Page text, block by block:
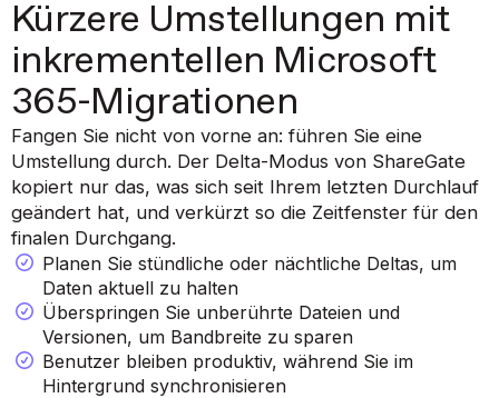
Kürzere Umstellungen mit
inkrementellen Microsoft
365-Migrationen
Fangen Sie nicht von vorne an: führen Sie eine
Umstellung durch. Der Delta-Modus von ShareGate
kopiert nur das, was sich seit Ihrem letzten Durchlauf
geändert hat, und verkürzt so die Zeitfenster für den
finalen Durchgang.
Planen Sie stündliche oder nächtliche Deltas, um
Daten aktuell zu halten
Überspringen Sie unberührte Dateien und
Versionen, um Bandbreite zu sparen
Benutzer bleiben produktiv, während Sie im
Hintergrund synchronisieren